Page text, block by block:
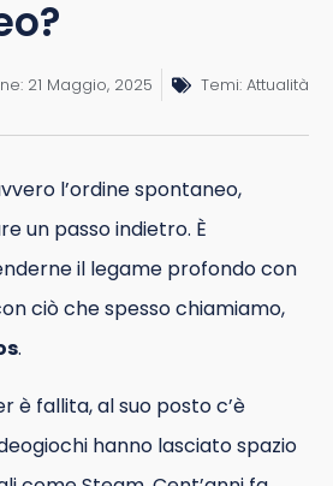
21 Maggio, 2025 Temi: Attualità
l’ordine spontaneo,
un passo indietro. È
il legame profondo con
ciò che spesso chiamiamo,
.
è fallita, al suo posto c’è
hanno lasciato spazio